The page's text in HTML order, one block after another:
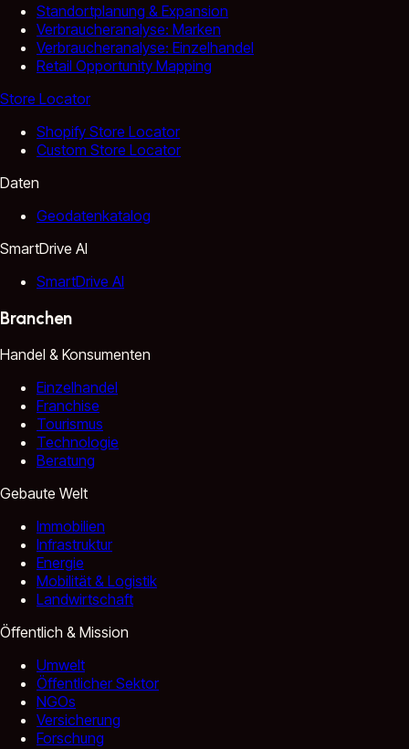
Standortplanung & Expansion
Verbraucheranalyse: Marken
Verbraucheranalyse: Einzelhandel
Retail Opportunity Mapping
Store Locator
Shopify Store Locator
Custom Store Locator
Daten
Geodatenkatalog
SmartDrive AI
SmartDrive AI
Branchen
Handel & Konsumenten
Einzelhandel
Franchise
Tourismus
Technologie
Beratung
Gebaute Welt
Immobilien
Infrastruktur
Energie
Mobilität & Logistik
Landwirtschaft
Öffentlich & Mission
Umwelt
Öffentlicher Sektor
NGOs
Versicherung
Forschung